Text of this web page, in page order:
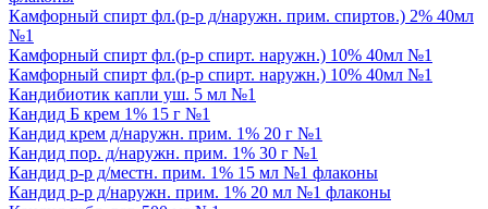
Камфорный спирт фл.(р-р д/наружн. прим. спиртов.) 2% 40мл
№1
Камфорный спирт фл.(р-р спирт. наружн.) 10% 40мл №1
Камфорный спирт фл.(р-р спирт. наружн.) 10% 40мл №1
Кандибиотик капли уш. 5 мл №1
Кандид Б крем 1% 15 г №1
Кандид крем д/наружн. прим. 1% 20 г №1
Кандид пор. д/наружн. прим. 1% 30 г №1
Кандид р-р д/местн. прим. 1% 15 мл №1 флаконы
Кандид р-р д/наружн. прим. 1% 20 мл №1 флаконы